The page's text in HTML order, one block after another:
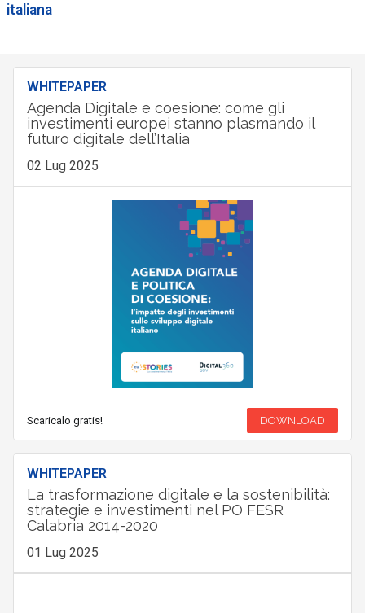
italiana
WHITEPAPER
Agenda Digitale e coesione: come gli
investimenti europei stanno plasmando il
futuro digitale dell’Italia
02 Lug 2025
Scaricalo gratis! DOWNLOAD
WHITEPAPER
La trasformazione digitale e la sostenibilità:
strategie e investimenti nel PO FESR
Calabria 2014-2020
01 Lug 2025